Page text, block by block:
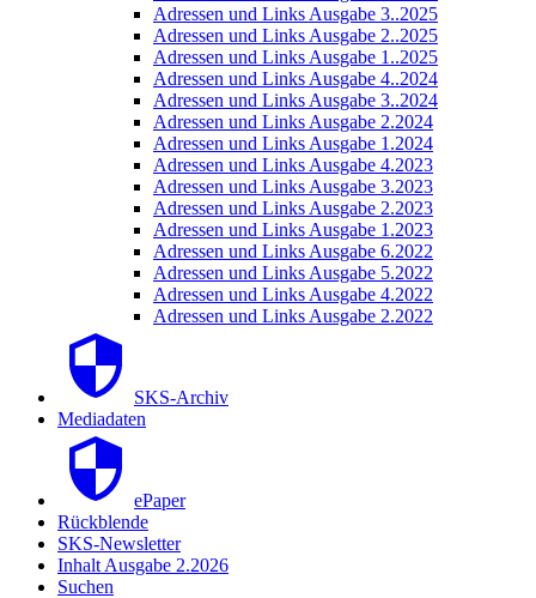
Adressen und Links Ausgabe 3..2025
Adressen und Links Ausgabe 2..2025
Adressen und Links Ausgabe 1..2025
Adressen und Links Ausgabe 4..2024
Adressen und Links Ausgabe 3..2024
Adressen und Links Ausgabe 2.2024
Adressen und Links Ausgabe 1.2024
Adressen und Links Ausgabe 4.2023
Adressen und Links Ausgabe 3.2023
Adressen und Links Ausgabe 2.2023
Adressen und Links Ausgabe 1.2023
Adressen und Links Ausgabe 6.2022
Adressen und Links Ausgabe 5.2022
Adressen und Links Ausgabe 4.2022
Adressen und Links Ausgabe 2.2022
SKS-Archiv
Mediadaten
ePaper
Rückblende
SKS-Newsletter
Inhalt Ausgabe 2.2026
Suchen